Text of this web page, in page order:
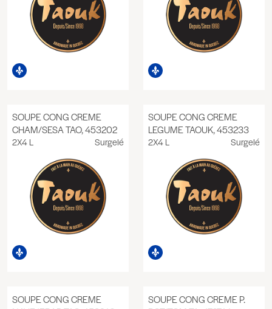
SOUPE CONG CREME
CHAM/SESA TAO, 453202
2X4 L Surgelé
SOUPE CONG CREME
LEGUME TAOUK, 453233
2X4 L Surgelé
SOUPE CONG CREME
SOUPE CONG CREME P.